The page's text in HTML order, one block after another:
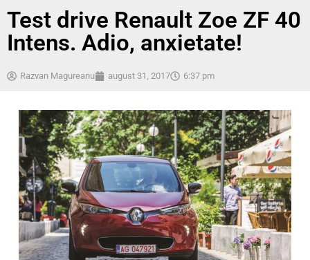
Test drive Renault Zoe ZF 40
Intens. Adio, anxietate!
Razvan Magureanu august 31, 2017 6:37 pm